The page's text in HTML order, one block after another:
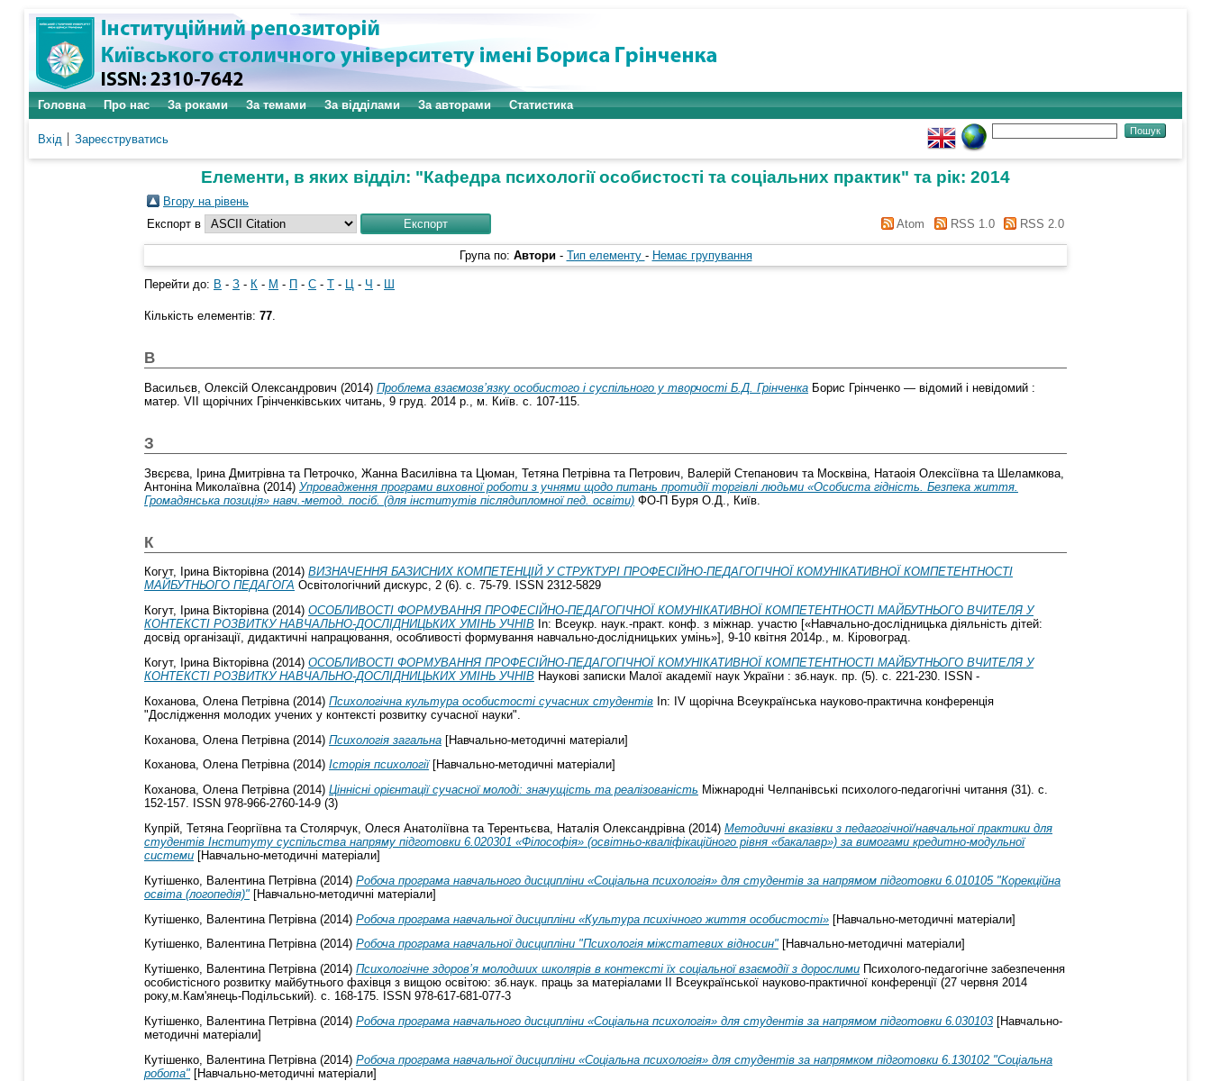
Головна Про нас За роками За темами За відділами За авторами Статистика
Вхід Зареєструватись
Елементи, в яких відділ: "Кафедра психології особистості та соціальних практик" та рік: 2014
Вгору на рівень
Експорт в
Atom RSS 1.0 RSS 2.0
Група по: Автори- Тип елементу - Немає групування
Перейти до: В - З - К - М - П - С - Т - Ц - Ч - Ш
Кількість елементів: 77.
В
Васильєв, Олексій Олександрович (2014) Проблема взаємозв’язку особистого і суспільного у творчості Б.Д. Грінченка Борис Грінченко — відомий і невідомий :
матер. VII щорічних Грінченківських читань, 9 груд. 2014 р., м. Київ. с. 107-115.
З
Звєрєва, Ірина Дмитрівна та Петрочко, Жанна Василівна та Цюман, Тетяна Петрівна та Петрович, Валерій Степанович та Москвіна, Натаоія Олексіївна та Шеламкова,
Антоніна Миколаївна (2014) Упровадження програми виховної роботи з учнями щодо питань протидії торгівлі людьми «Особиста гідність. Безпека життя.
Громадянська позиція» навч.-метод. посіб. (для інститутів післядипломної пед. освіти) ФО-П Буря О.Д., Київ.
К
Когут, Ірина Вікторівна(2014) ВИЗНАЧЕННЯ БАЗИСНИХ КОМПЕТЕНЦІЙ У СТРУКТУРІ ПРОФЕСІЙНО-ПЕДАГОГІЧНОЇ КОМУНІКАТИВНОЇ КОМПЕТЕНТНОСТІ
МАЙБУТНЬОГО ПЕДАГОГА Освітологічний дискурс, 2 (6). с. 75-79. ISSN 2312-5829
Когут, Ірина Вікторівна(2014) ОСОБЛИВОСТІ ФОРМУВАННЯ ПРОФЕСІЙНО-ПЕДАГОГІЧНОЇ КОМУНІКАТИВНОЇ КОМПЕТЕНТНОСТІ МАЙБУТНЬОГО ВЧИТЕЛЯ У
КОНТЕКСТІ РОЗВИТКУ НАВЧАЛЬНО-ДОСЛІДНИЦЬКИХ УМІНЬ УЧНІВ In: Всеукр. наук.-практ. конф. з міжнар. участю [«Навчально-дослідницька діяльність дітей:
досвід організації, дидактичні напрацювання, особливості формування навчально-дослідницьких умінь»], 9-10 квітня 2014р., м. Кіровоград.
Когут, Ірина Вікторівна (2014) ОСОБЛИВОСТІ ФОРМУВАННЯ ПРОФЕСІЙНО-ПЕДАГОГІЧНОЇ КОМУНІКАТИВНОЇ КОМПЕТЕНТНОСТІ МАЙБУТНЬОГО ВЧИТЕЛЯ У
КОНТЕКСТІ РОЗВИТКУ НАВЧАЛЬНО-ДОСЛІДНИЦЬКИХ УМІНЬ УЧНІВ Наукові записки Малої академії наук України : зб.наук. пр. (5). с. 221-230. ISSN -
Коханова, Олена Петрівна (2014) Психологічна культура особистості сучасних студентів In: IV щорічна Всеукраїнська науково-практична конференція
"Дослідження молодих учених у контексті розвитку сучасної науки".
Коханова, Олена Петрівна (2014) Психологія загальна [Навчально-методичні матеріали]
Коханова, Олена Петрівна(2014) Історія психології[Навчально-методичні матеріали]
Коханова, Олена Петрівна(2014) Ціннісні орієнтації сучасної молоді: значущість та реалізованість Міжнародні Челпанівські психолого-педагогічні читання (31). с.
152-157. ISSN 978-966-2760-14-9 (3)
Купрій, Тетяна Георгіївна та Столярчук, Олеся Анатоліївна та Терентьєва, Наталія Олександрівна (2014) Методичні вказівки з педагогічної/навчальної практики для
студентів Інституту суспільства напряму підготовки 6.020301 «Філософія» (освітньо-кваліфікаційного рівня «бакалавр») за вимогами кредитно-модульної
системи [Навчально-методичні матеріали]
Кутішенко, Валентина Петрівна (2014) Робоча програма навчального дисципліни «Соціальна психологія» для студентів за напрямом підготовки 6.010105 "Корекційна
освіта (логопедія)" [Навчально-методичні матеріали]
Кутішенко, Валентина Петрівна (2014) Робоча програма навчальної дисципліни «Культура психічного життя особистості» [Навчально-методичні матеріали]
Кутішенко, Валентина Петрівна(2014) Робоча програма навчальної дисципліни "Психологія міжстатевих відносин" [Навчально-методичні матеріали]
Кутішенко, Валентина Петрівна(2014) Психологічне здоров’я молодших школярів в контексті їх соціальної взаємодії з дорослими Психолого-педагогічне забезпечення
особистісного розвитку майбутнього фахівця з вищою освітою: зб.наук. праць за матеріалами ІІ Всеукраїнської науково-практичної конференції (27 червня 2014
року,м.Кам'янець-Подільський). с. 168-175. ISSN 978-617-681-077-3
Кутішенко, Валентина Петрівна (2014) Робоча програма навчального дисципліни «Соціальна психологія» для студентів за напрямом підготовки 6.030103 [Навчально-
методичні матеріали]
Кутішенко, Валентина Петрівна (2014) Робоча програма навчальної дисципліни «Соціальна психологія» для студентів за напрямком підготовки 6.130102 "Соціальна
робота" [Навчально-методичні матеріали]